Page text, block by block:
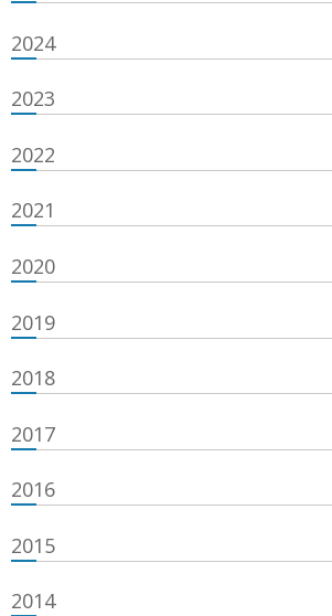
2024
2023
2022
2021
2020
2019
2018
2017
2016
2015
2014